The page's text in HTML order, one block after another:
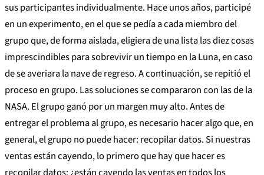
sus participantes individualmente. Hace unos años, participé
en un experimento, en el que se pedía a cada miembro del
grupo que, de forma aislada, eligiera de una lista las diez cosas
imprescindibles para sobrevivir un tiempo en la Luna, en caso
de se averiara la nave de regreso. A continuación, se repitió el
proceso en grupo. Las soluciones se compararon con las de la
NASA. El grupo ganó por un margen muy alto. Antes de
entregar el problema al grupo, es necesario hacer algo que, en
general, el grupo no puede hacer: recopilar datos. Si nuestras
ventas están cayendo, lo primero que hay que hacer es